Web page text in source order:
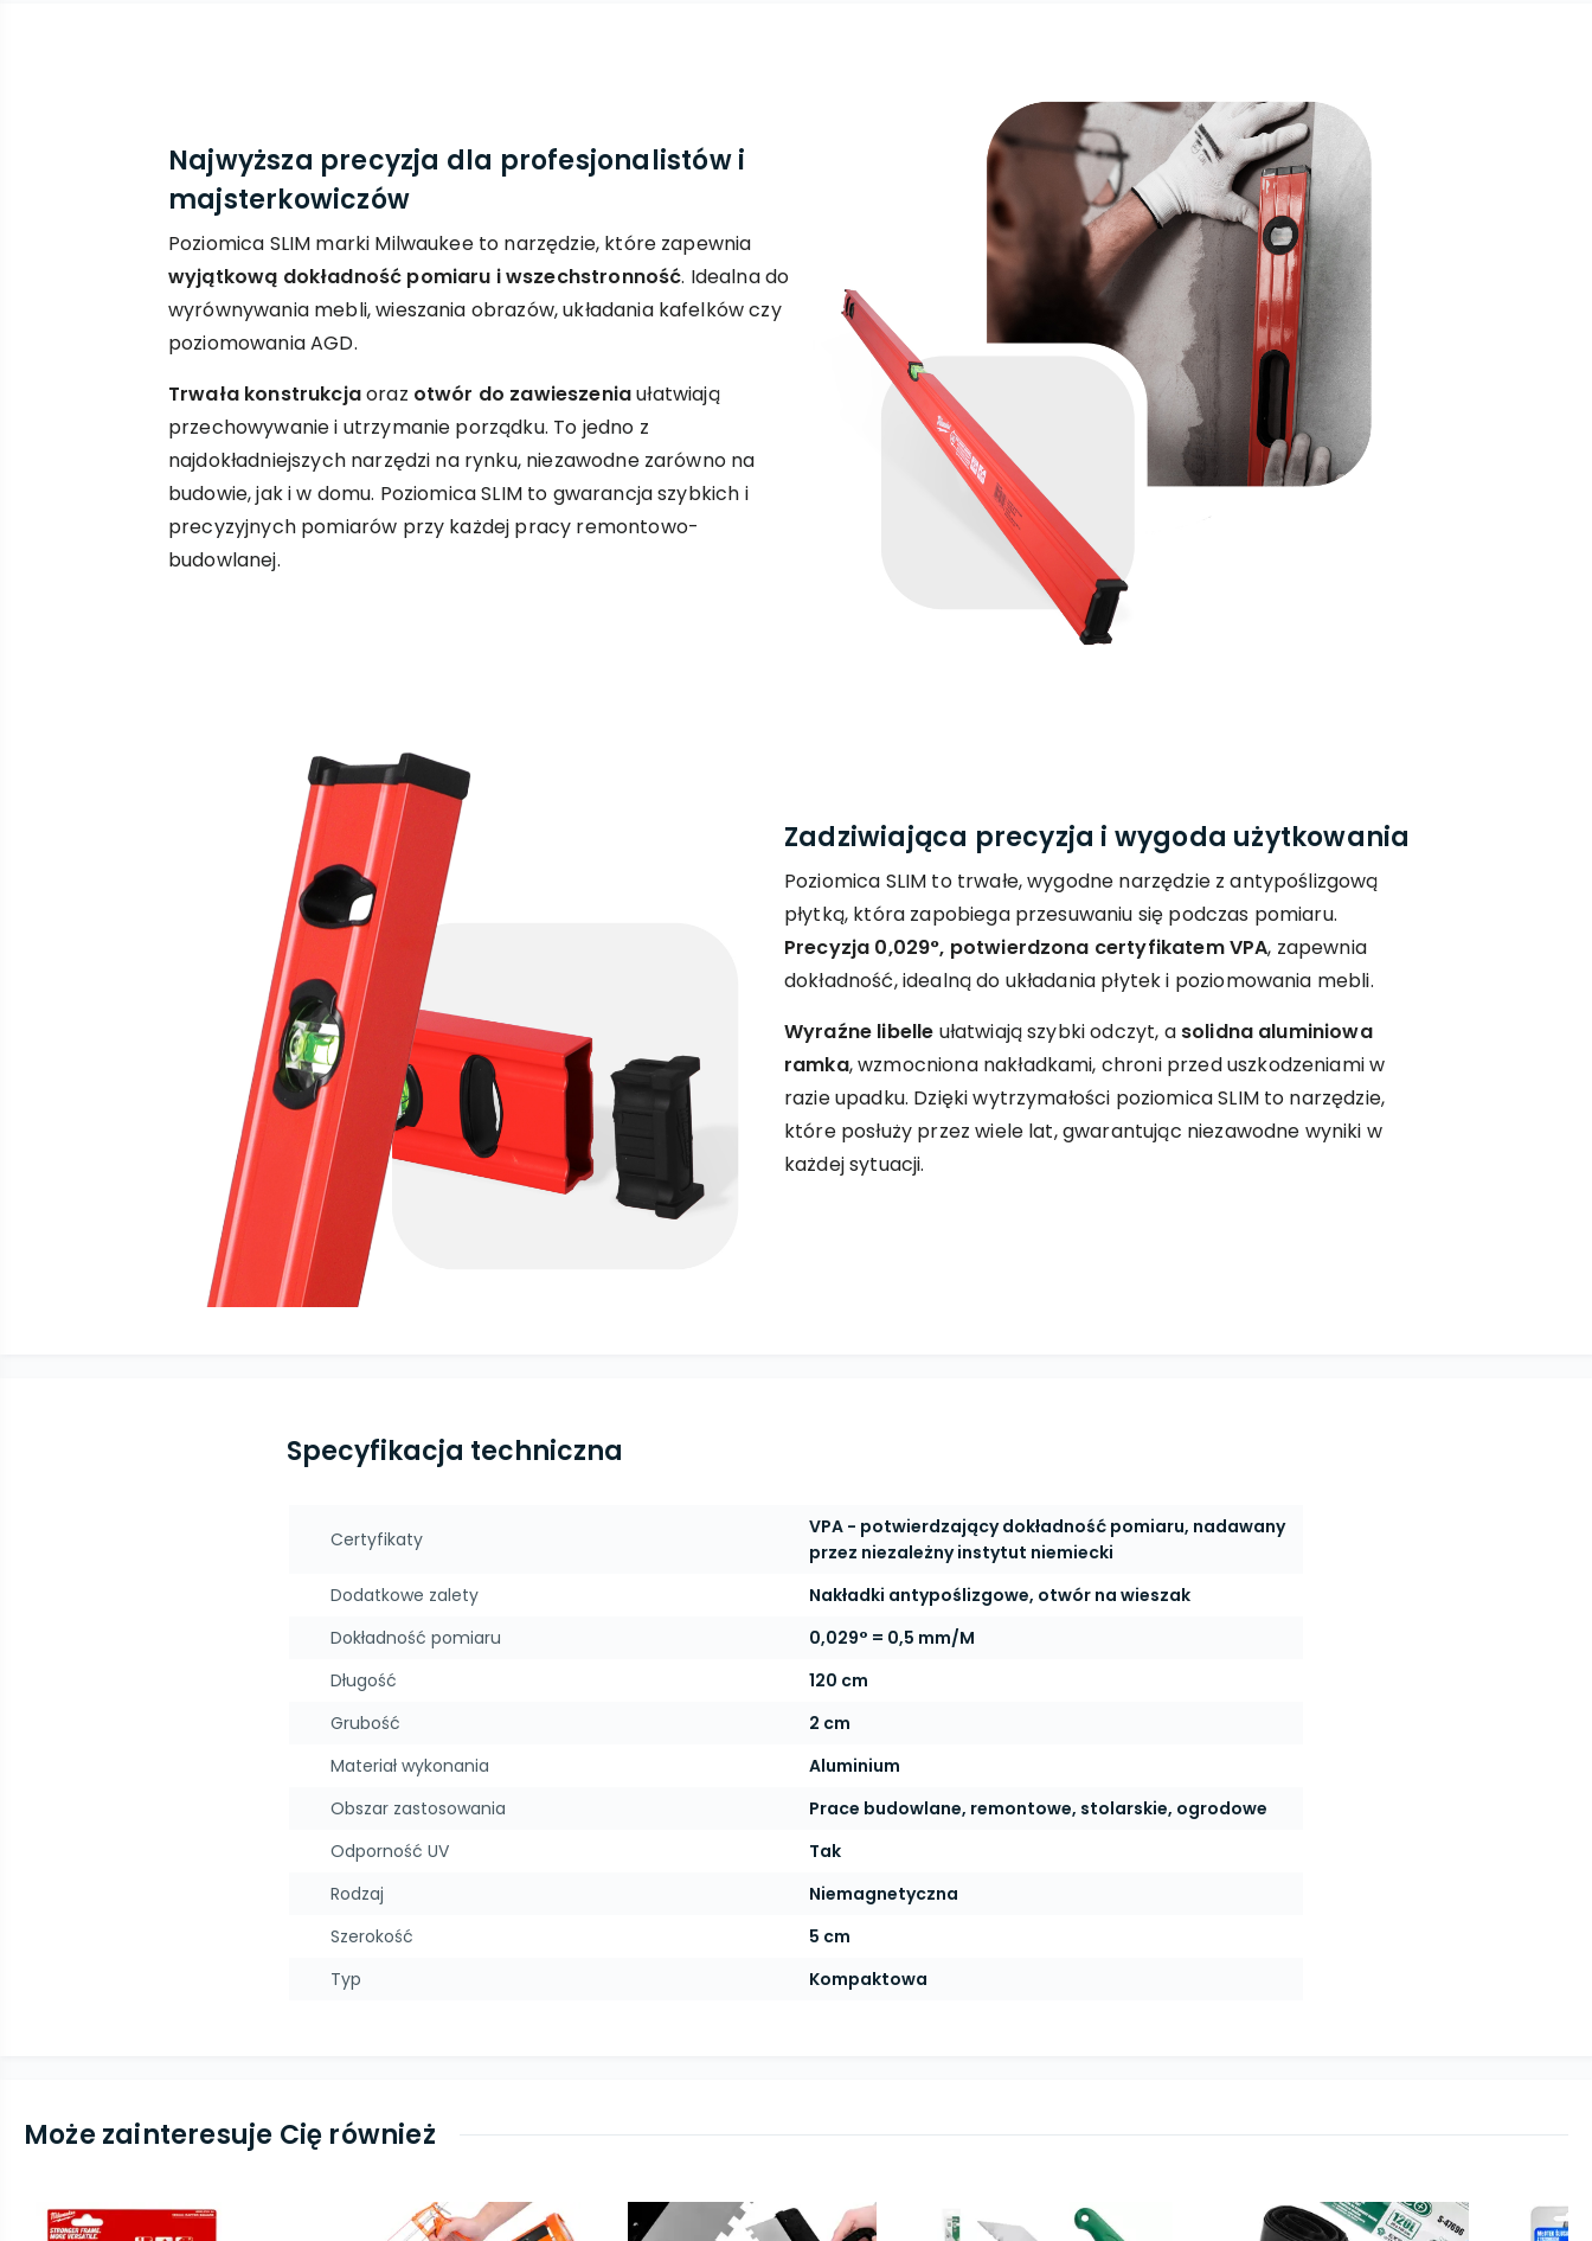
Najwyższa precyzja dla profesjonalistów i
majsterkowiczów
Poziomica SLIM marki Milwaukee to narzędzie, które zapewnia
wyjątkową dokładność pomiaru i wszechstronność. Idealna do
wyrównywania mebli, wieszania obrazów, układania kafelków czy
poziomowania AGD.
Trwała konstrukcjaoraz otwór do zawieszeniaułatwiają
przechowywanie i utrzymanie porządku. To jedno z
najdokładniejszych narzędzi na rynku, niezawodne zarówno na
budowie, jak i w domu. Poziomica SLIM to gwarancja szybkich i
precyzyjnych pomiarów przy każdej pracy remontowo-
budowlanej.
Zadziwiająca precyzja i wygoda użytkowania
Poziomica SLIM to trwałe, wygodne narzędzie z antypoślizgową
płytką, która zapobiega przesuwaniu się podczas pomiaru.
Precyzja 0,029°, potwierdzona certyfikatem VPA, zapewnia
dokładność, idealną do układania płytek i poziomowania mebli.
Wyraźne libelle ułatwiają szybki odczyt, a solidna aluminiowa
ramka, wzmocniona nakładkami, chroni przed uszkodzeniami w
razie upadku. Dzięki wytrzymałości poziomica SLIM to narzędzie,
które posłuży przez wiele lat, gwarantując niezawodne wyniki w
każdej sytuacji.
Specyfikacja techniczna
Certyfikaty
VPA - potwierdzający dokładność pomiaru, nadawany
przez niezależny instytut niemiecki
Dodatkowe zalety
Nakładki antypoślizgowe, otwór na wieszak
Dokładność pomiaru
0,029° = 0,5 mm/M
Długość
120 cm
Grubość
2 cm
Materiał wykonania
Aluminium
Obszar zastosowania
Prace budowlane, remontowe, stolarskie, ogrodowe
Odporność UV
Tak
Rodzaj
Niemagnetyczna
Szerokość
5 cm
Typ
Kompaktowa
Może zainteresuje Cię również